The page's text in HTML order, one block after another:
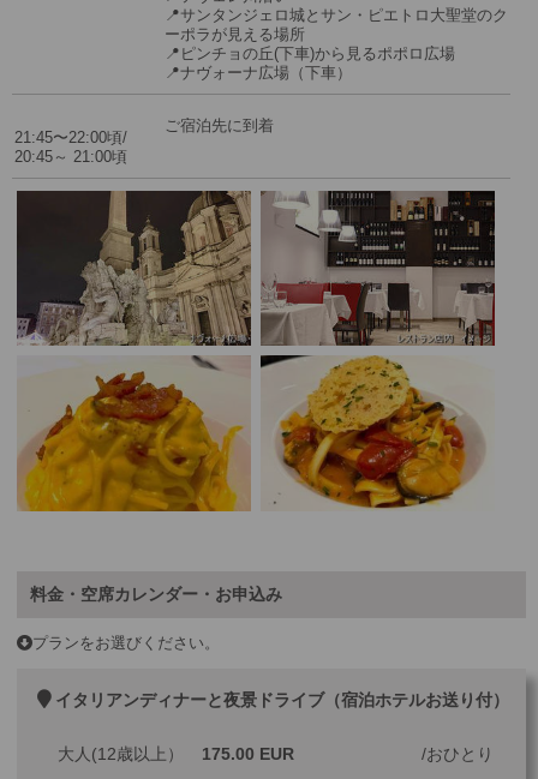
📍サンタンジェロ城とサン・ピエトロ大聖堂のク
ーポラが見える場所
📍ピンチョの丘(下車)から見るポポロ広場
📍ナヴォーナ広場（下車）
21:45〜22:00頃/
20:45～ 21:00頃
ご宿泊先に到着
料金・空席カレンダー・お申込み
プランをお選びください。
イタリアンディナーと夜景ドライブ（宿泊ホテルお送り付）
大人(12歳以上） 175.00 EUR おひとり